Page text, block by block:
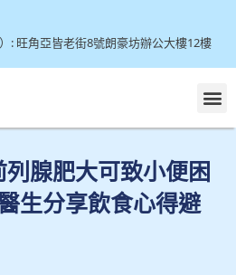
: 旺角亞皆老街8號朗豪坊辦公大樓12樓
列腺肥大可致小便困
生分享飲食心得避